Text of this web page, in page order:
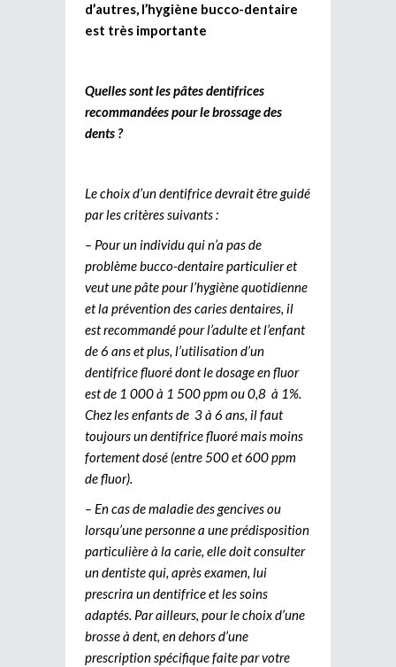
d’autres, l’hygiène bucco-dentaire
est très importante
Quelles sont les pâtes dentifrices
recommandées pour le brossage des
dents ?
Le choix d’un dentifrice devrait être guidé
par les critères suivants :
– Pour un individu qui n’a pas de
problème bucco-dentaire particulier et
veut une pâte pour l’hygiène quotidienne
et la prévention des caries dentaires, il
est recommandé pour l’adulte et l’enfant
de 6 ans et plus, l’utilisation d’un
dentifrice fluoré dont le dosage en fluor
est de 1 000 à 1 500 ppm ou 0,8 à 1%.
Chez les enfants de 3 à 6 ans, il faut
toujours un dentifrice fluoré mais moins
fortement dosé (entre 500 et 600 ppm
de fluor).
– En cas de maladie des gencives ou
lorsqu’une personne a une prédisposition
particulière à la carie, elle doit consulter
un dentiste qui, après examen, lui
prescrira un dentifrice et les soins
adaptés. Par ailleurs, pour le choix d’une
brosse à dent, en dehors d’une
prescription spécifique faite par votre